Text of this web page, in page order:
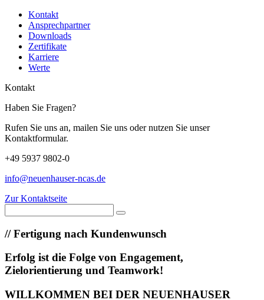
Kontakt
Ansprechpartner
Downloads
Zertifikate
Karriere
Werte
Kontakt
Haben Sie Fragen?
Rufen Sie uns an, mailen Sie uns oder nutzen Sie unser
Kontaktformular.
+49 5937 9802-0
info@neuenhauser-ncas.de
Zur Kontaktseite
//Fertigung nach Kundenwunsch
Erfolg ist die Folge von Engagement,
Zielorientierung und Teamwork!
WILLKOMMEN BEI DER NEUENHAUSER